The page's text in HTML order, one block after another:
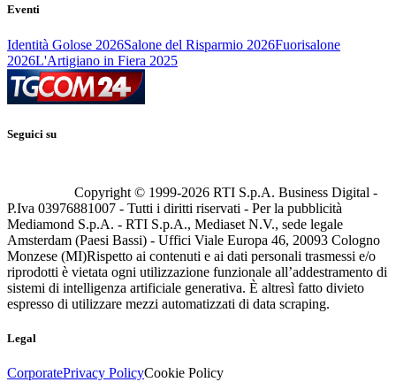
Eventi
Identità Golose 2026Salone del Risparmio 2026Fuorisalone
2026L'Artigiano in Fiera 2025
Seguici su
Copyright © 1999-2026 RTI S.p.A. Business Digital -
P.Iva 03976881007 - Tutti i diritti riservati - Per la pubblicità
Mediamond S.p.A. - RTI S.p.A., Mediaset N.V., sede legale
Amsterdam (Paesi Bassi) - Uffici Viale Europa 46, 20093 Cologno
Monzese (MI)Rispetto ai contenuti e ai dati personali trasmessi e/o
riprodotti è vietata ogni utilizzazione funzionale all’addestramento di
sistemi di intelligenza artificiale generativa. È altresì fatto divieto
espresso di utilizzare mezzi automatizzati di data scraping.
Legal
CorporatePrivacy PolicyCookie Policy